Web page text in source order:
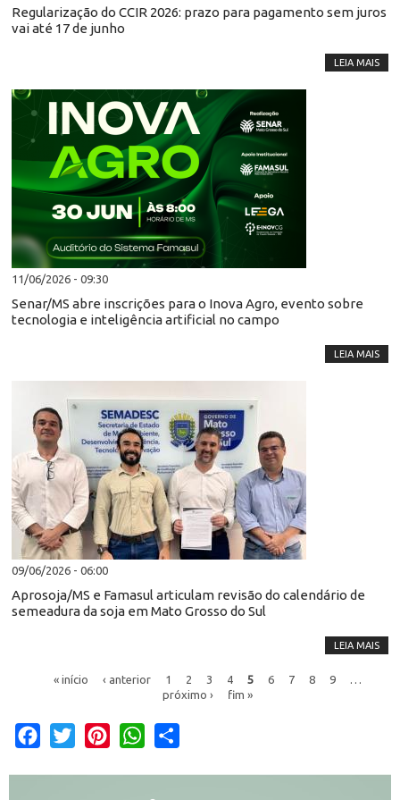
Regularização do CCIR 2026: prazo para pagamento sem juros
vai até 17 de junho
LEIA MAIS
11/06/2026 - 09:30
Senar/MS abre inscrições para o Inova Agro, evento sobre
tecnologia e inteligência artificial no campo
LEIA MAIS
09/06/2026 - 06:00
Aprosoja/MS e Famasul articulam revisão do calendário de
semeadura da soja em Mato Grosso do Sul
LEIA MAIS
« início ‹ anterior 1 2 3 4 5 6 7 8 9
…
próximo ›
fim »
Facebook
Twitter PinterestWhatsApp